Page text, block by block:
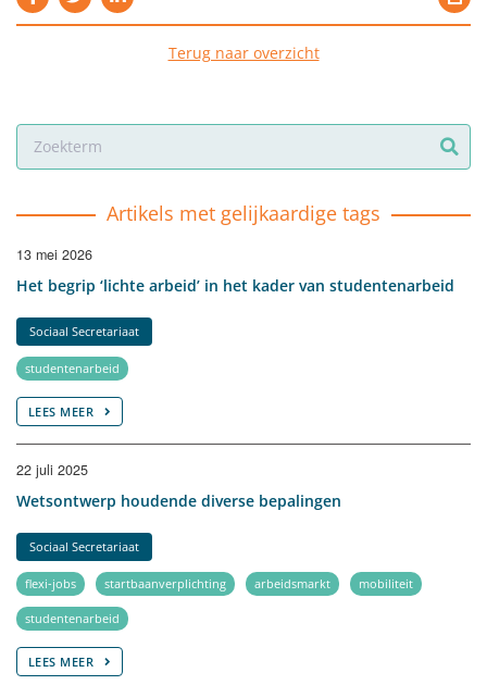
Terug naar overzicht
Artikels met gelijkaardige tags
13 mei 2026
Het begrip ‘lichte arbeid’ in het kader van studentenarbeid
Sociaal Secretariaat
studentenarbeid
LEES MEER
22 juli 2025
Wetsontwerp houdende diverse bepalingen
Sociaal Secretariaat
flexi-jobs startbaanverplichting arbeidsmarkt mobiliteit
studentenarbeid
LEES MEER